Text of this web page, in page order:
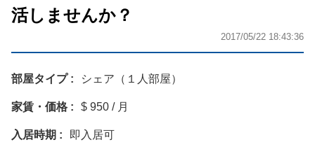
活しませんか？
2017/05/22 18:43:36
部屋タイプ シェア（１人部屋）
家賃・価格 $ 950 / 月
入居時期 即入居可